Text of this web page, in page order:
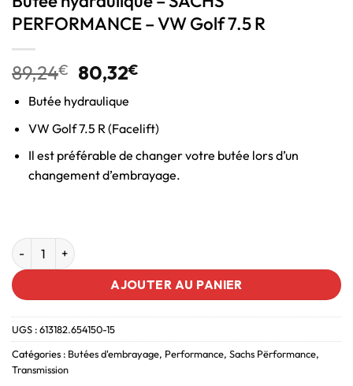
PERFORMANCE – VW Golf 7.5 R
89,24€ 80,32€
Butée hydraulique
VW Golf 7.5 R (Facelift)
Il est préférable de changer votre butée lors d’un
changement d’embrayage.
AJOUTER AU PANIER
UGS :613182.654150-15
Catégories : Butées d'embrayage, Performance, Sachs Përformance,
Transmission